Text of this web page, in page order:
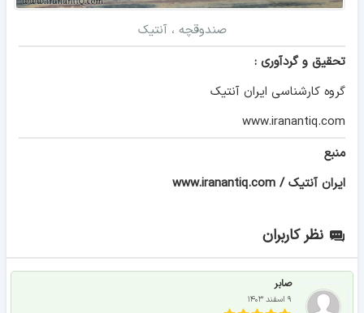
صندوقچه ، آنتیک
تحقیق و گردآوری :
گروه کارشناسی ایران آنتیک
www.iranantiq.com
منبع
ايران آنتيک / www.iranantiq.com
نظر کاربران
صابر
۹ اسفند ۱۴۰۳